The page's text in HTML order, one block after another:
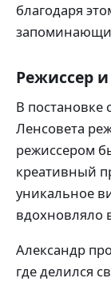
благодаря
Режиссер
В постановке
Ленсовета
режиссером
креативный
уникальное
вдохновляло
Александр
где делился